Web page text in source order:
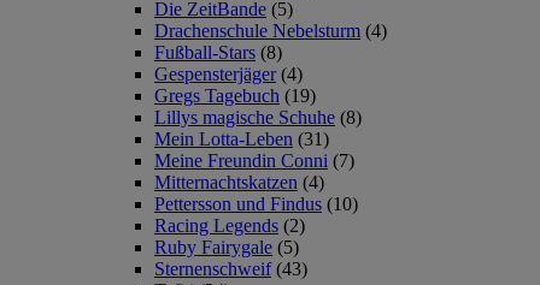
Die ZeitBande (5)
Drachenschule Nebelsturm (4)
Fußball-Stars (8)
Gespensterjäger (4)
Gregs Tagebuch (19)
Lillys magische Schuhe (8)
Mein Lotta-Leben (31)
Meine Freundin Conni (7)
Mitternachtskatzen (4)
Pettersson und Findus (10)
Racing Legends (2)
Ruby Fairygale (5)
Sternenschweif (43)